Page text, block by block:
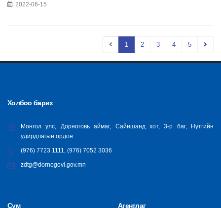
2022-06-15
1 2 3 4 5
Холбоо барих
Монгол улс, Дорноговь аймаг, Сайншанд хот, 3-р баг, Нутгийн
удирдлагын ордон
(976) 7723 1111, (976) 7052 3036
zdtg@dornogovi.gov.mn
Сум Агентлаг